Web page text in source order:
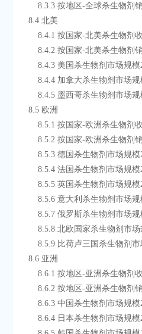
8.3.3 按地区-全球杀生
    8.4 北美
8.4.1 按国家-北美杀生物
8.4.2 按国家-北美杀生物
8.4.3 美国杀生物剂市场规
8.4.4 加拿大杀生物剂市
8.4.5 墨西哥杀生物剂市
    8.5 欧洲
8.5.1 按国家-欧洲杀生物
8.5.2 按国家-欧洲杀生物
8.5.3 德国杀生物剂市场规
8.5.4 法国杀生物剂市场规
8.5.5 英国杀生物剂市场规
8.5.6 意大利杀生物剂市
8.5.7 俄罗斯杀生物剂市
8.5.8 北欧国家杀生物剂
8.5.9 比荷卢三国杀生物
    8.6 亚洲
8.6.1 按地区-亚洲杀生物
8.6.2 按地区-亚洲杀生物
8.6.3 中国杀生物剂市场规
8.6.4 日本杀生物剂市场规